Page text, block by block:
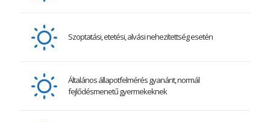
Szoptatási, etetési, alvási nehezítettség esetén
Általános állapotfelmérés gyanánt, normál
fejlődésmenetű gyermekeknek